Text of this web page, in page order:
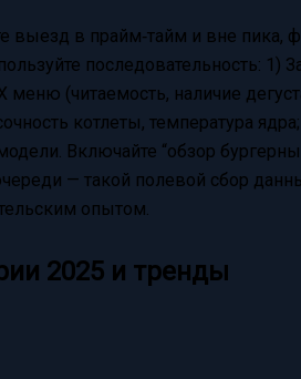
выезд в прайм‑тайм и вне пика,
последовательность:
меню (читаемость, наличие
котлеты, температура
Включайте “обзор
— такой полевой сбор
опытом.
2025 и тренды